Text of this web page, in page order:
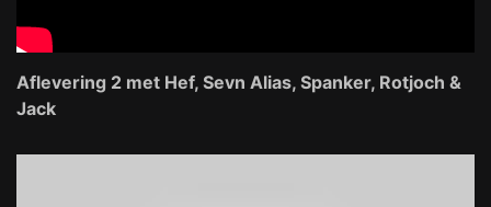
Aflevering 2 met Hef, Sevn Alias, Spanker, Rotjoch &
Jack